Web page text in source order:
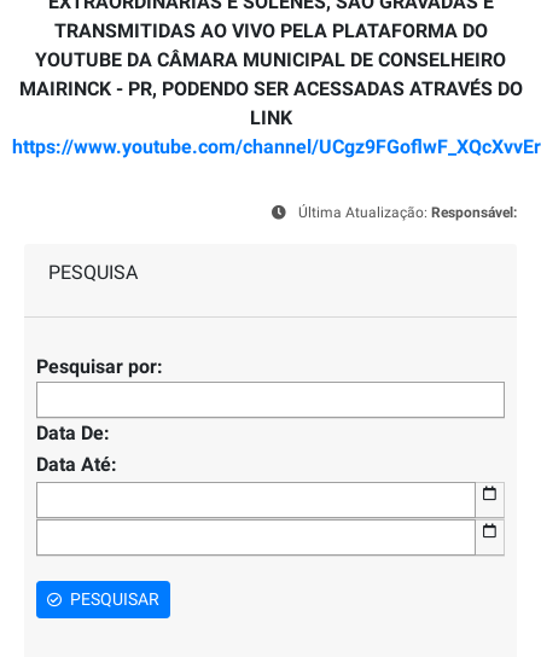
TRANSMITIDAS AO VIVO PELA PLATAFORMA DO
YOUTUBE DA CÂMARA MUNICIPAL DE CONSELHEIRO
MAIRINCK - PR, PODENDO SER ACESSADAS ATRAVÉS DO
LINK
https://www.youtube.com/channel/
Última Atualização: Responsável:
PESQUISA
Pesquisar por:
Data De:
Data Até:
PESQUISAR